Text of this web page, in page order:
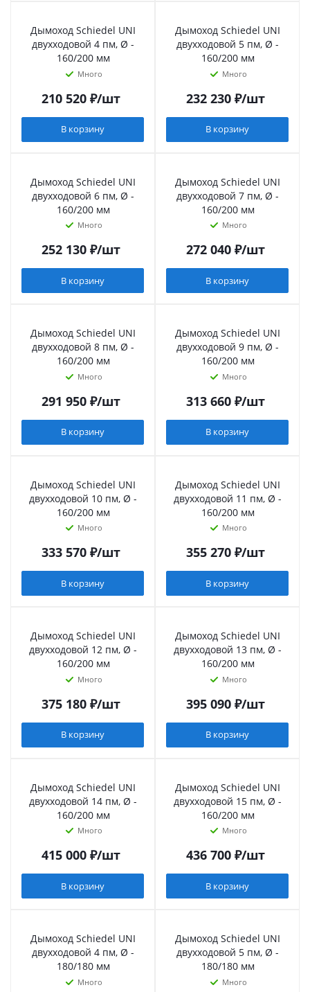
Дымоход Schiedel UNI
двухходовой 4 пм, Ø -
160/200 мм
Много
210 520₽/шт
В корзину
Дымоход Schiedel UNI
двухходовой 5 пм, Ø -
160/200 мм
Много
232 230₽/шт
В корзину
Дымоход Schiedel UNI
двухходовой 6 пм, Ø -
160/200 мм
Много
252 130₽/шт
В корзину
Дымоход Schiedel UNI
двухходовой 7 пм, Ø -
160/200 мм
Много
272 040₽/шт
В корзину
Дымоход Schiedel UNI
двухходовой 8 пм, Ø -
160/200 мм
Много
291 950₽/шт
В корзину
Дымоход Schiedel UNI
двухходовой 9 пм, Ø -
160/200 мм
Много
313 660₽/шт
В корзину
Дымоход Schiedel UNI
двухходовой 10 пм, Ø -
160/200 мм
Много
333 570₽/шт
В корзину
Дымоход Schiedel UNI
двухходовой 11 пм, Ø -
160/200 мм
Много
355 270₽/шт
В корзину
Дымоход Schiedel UNI
двухходовой 12 пм, Ø -
160/200 мм
Много
375 180₽/шт
В корзину
Дымоход Schiedel UNI
двухходовой 13 пм, Ø -
160/200 мм
Много
395 090₽/шт
В корзину
Дымоход Schiedel UNI
двухходовой 14 пм, Ø -
160/200 мм
Много
415 000₽/шт
В корзину
Дымоход Schiedel UNI
двухходовой 15 пм, Ø -
160/200 мм
Много
436 700₽/шт
В корзину
Дымоход Schiedel UNI
двухходовой 4 пм, Ø -
180/180 мм
Много
Дымоход Schiedel UNI
двухходовой 5 пм, Ø -
180/180 мм
Много